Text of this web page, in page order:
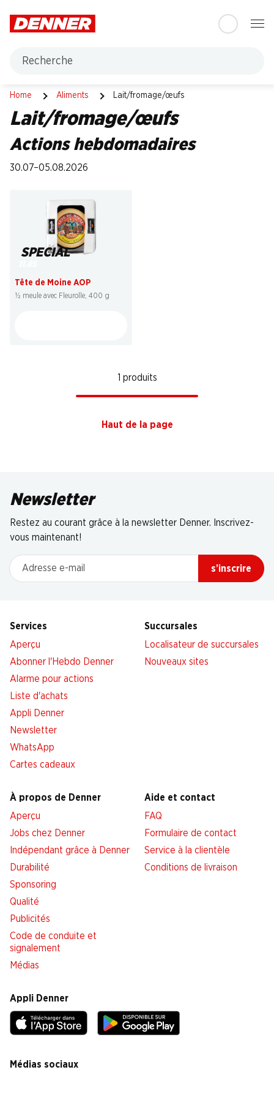
Home Aliments Lait/fromage/œufs
Lait/fromage/œufs
Lait/fromage/œufs
Actions hebdomadaires
30.07–05.08.2026
SPECIAL
Tête de Moine AOP
½ meule avec Fleurolle, 400 g
1 produits
Haut de la page
Newsletter
Restez au courant grâce à la newsletter Denner. Inscrivez-
vous maintenant!
Adresse e-mail
s’inscrire
Services
Aperçu
Abonner l'Hebdo Denner
Alarme pour actions
Liste d'achats
Appli Denner
Newsletter
WhatsApp
Cartes cadeaux
Succursales
Localisateur de succursales
Nouveaux sites
À propos de Denner
Aperçu
Jobs chez Denner
Indépendant grâce à Denner
Durabilité
Sponsoring
Qualité
Publicités
Code de conduite et
signalement
Médias
Aide et contact
FAQ
Formulaire de contact
Service à la clientèle
Conditions de livraison
Appli Denner
Médias sociaux